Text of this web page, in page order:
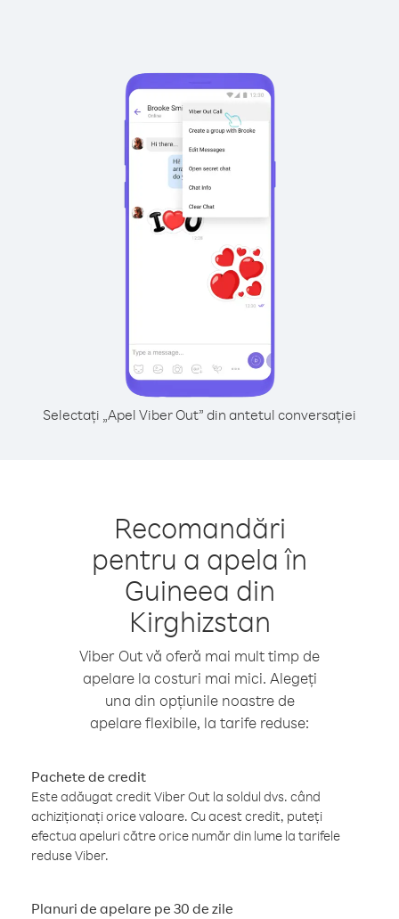
Selectați „Apel Viber Out” din antetul conversației
Recomandări
pentru a apela în
Guineea din
Kirghizstan
Viber Out vă oferă mai mult timp de
apelare la costuri mai mici. Alegeți
una din opțiunile noastre de
apelare flexibile, la tarife reduse:
Pachete de credit
Este adăugat credit Viber Out la soldul dvs. când
achiziționați orice valoare. Cu acest credit, puteți
efectua apeluri către orice număr din lume la tarifele
reduse Viber.
Planuri de apelare pe 30 de zile